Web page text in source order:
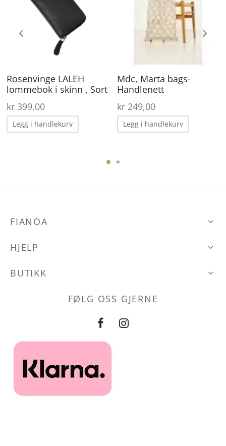
Rosenvinge LALEH
lommebok i skinn , Sort
kr399,00
Legg i handlekurv
Mdc, Marta bags-
Handlenett
kr249,00
Legg i handlekurv
FIANOA
HJELP
BUTIKK
FØLG OSS GJERNE